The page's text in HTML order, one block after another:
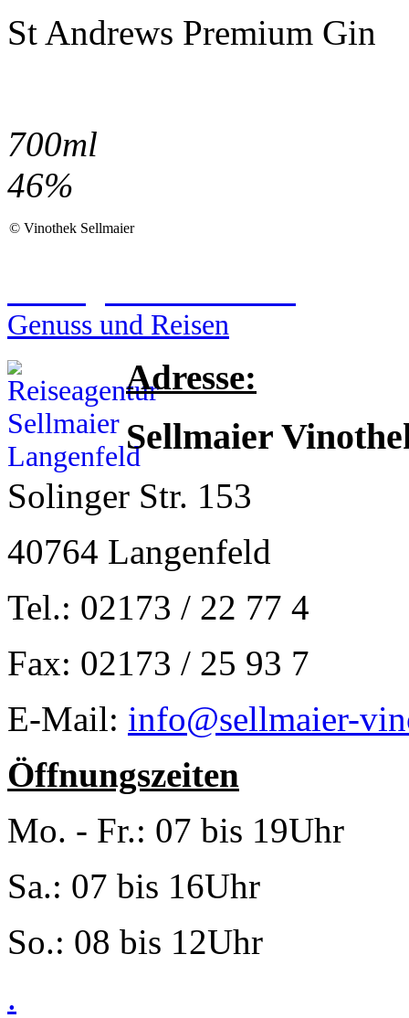
St Andrews Premium Gin
700ml
46%
© Vinothek Sellmaier
Genuss und Reisen
Adresse:
Sellmaier
Solinger Str. 153
40764 Langenfeld
Tel.: 02173 / 22 77 4
Fax: 02173 / 25 93 7
E-Mail: info@sellmaier-
Öffnungszeiten
Mo. - Fr.: 07 bis 19Uhr
Sa.: 07 bis 16Uhr
So.: 08 bis 12Uhr
.